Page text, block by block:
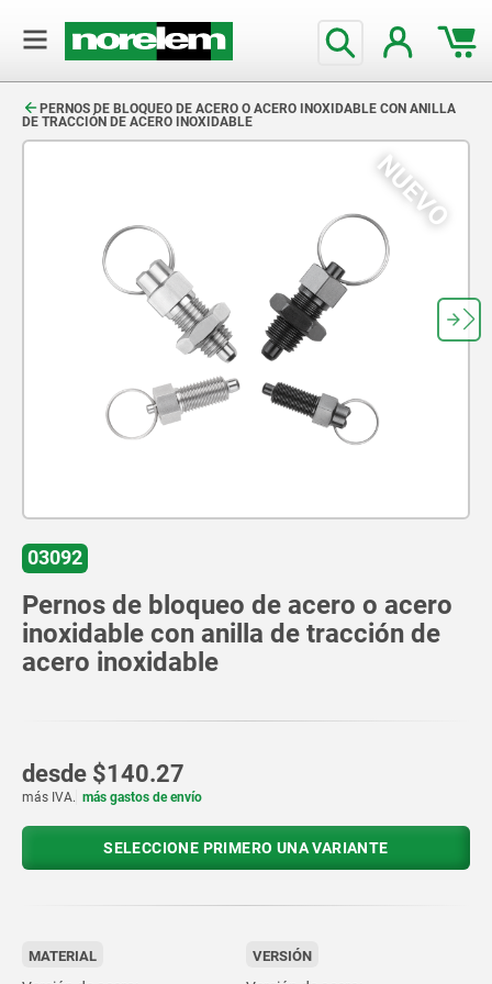
PERNOS DE BLOQUEO DE ACERO O ACERO INOXIDABLE CON ANILLA
DE TRACCIÓN DE ACERO INOXIDABLE
NUEVO
03092
Pernos de bloqueo de acero o acero
inoxidable con anilla de tracción de
acero inoxidable
desde $140.27
más IVA. más gastos de envío
SELECCIONE PRIMERO UNA VARIANTE
MATERIAL VERSIÓN